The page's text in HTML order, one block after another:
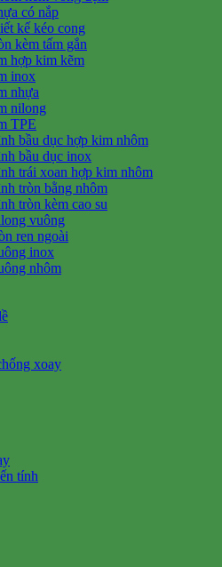
có nắp
kế kéo cong
kèm tấm gắn
hợp kim kẽm
inox
nhựa
nilong
TPE
bầu dục hợp kim nhôm
bầu dục inox
trái xoan hợp kim nhôm
tròn bằng nhôm
tròn kèm cao su
vuông
ren ngoài
inox
nhôm
xoay
tính